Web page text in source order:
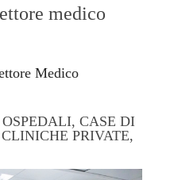
medico
Medico
CASE DI
PRIVATE,